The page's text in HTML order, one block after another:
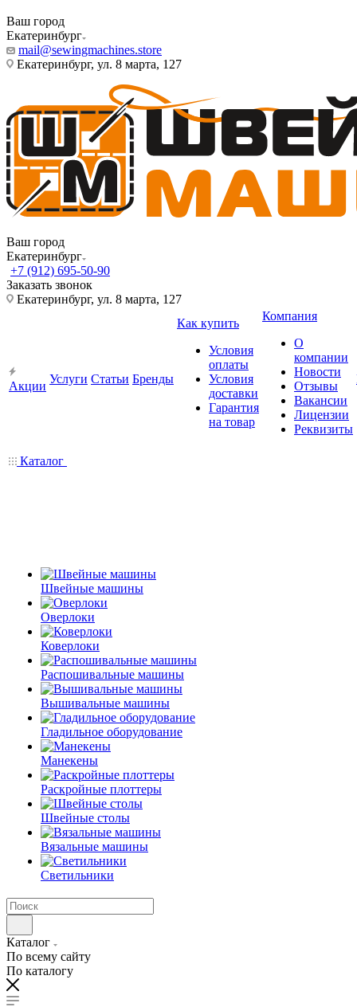
Ваш город
Екатеринбург
mail@sewingmachines.store
Екатеринбург, ул. 8 марта, 127
Ваш город
Екатеринбург
+7 (912) 695-50-90
Заказать звонок
Екатеринбург, ул. 8 марта, 127
Акции
Услуги Статьи Бренды
Как купить
Условия
оплаты
Условия
доставки
Гарантия
на товар
Компания
О
компании
Новости
Отзывы
Вакансии
Лицензии
Реквизиты
Каталог
Швейные машины
Оверлоки
Коверлоки
Распошивальные машины
Вышивальные машины
Гладильное оборудование
Манекены
Раскройные плоттеры
Швейные столы
Вязальные машины
Светильники
Каталог
По всему сайту
По каталогу